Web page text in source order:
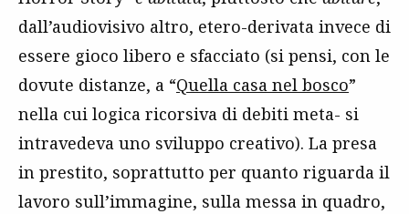
dall’audiovisivo altro, etero-derivata invece di
essere gioco libero e sfacciato (si pensi, con le
dovute distanze, a “Quella casa nel bosco”
nella cui logica ricorsiva di debiti meta- si
intravedeva uno sviluppo creativo). La presa
in prestito, soprattutto per quanto riguarda il
lavoro sull’immagine, sulla messa in quadro,